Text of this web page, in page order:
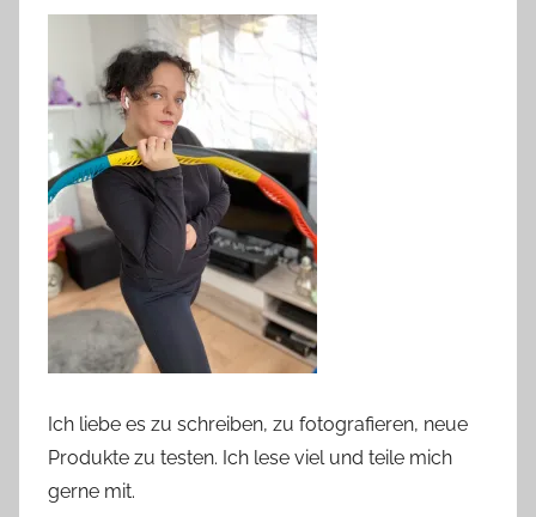
Ich liebe es zu schreiben, zu fotografieren, neue
Produkte zu testen. Ich lese viel und teile mich
gerne mit.